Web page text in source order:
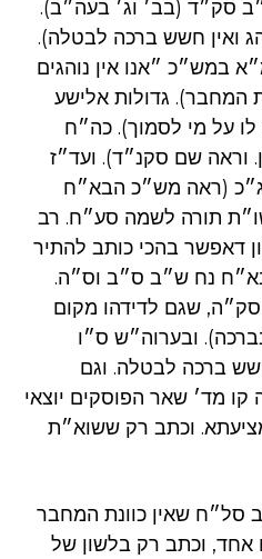
סק״ד (בב׳ וג׳ בעה״ב).
ואין חשש ברכה לבטלה).
במש״כ ״אנו אין נוהגים
גדולות אלישע
על מי לסמוך). כה״ח
וראה שם סקנ״ד). ועד״ז
ג״כ (ראה מש״כ הבא״ח
תורה לשמה סע״ח. רב
דאפשר בהכי כותב להתיר
נח ש״ב ס״ב וס״ה.
שגם לדידהו מקום
ובערוה״ש ס״ו
ברכה לבטלה. וגם
מד׳ שאר הפוסקים יוצאי
וכתב רק ששוא״ת
סל״ח שאין כוונת המחבר
אחד, וכתב רק בלשון של